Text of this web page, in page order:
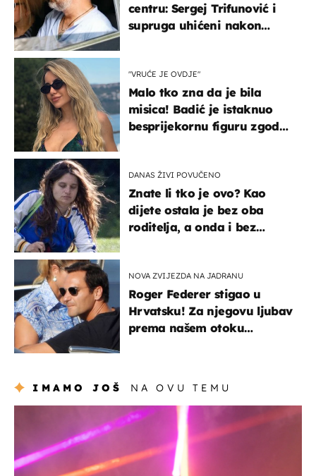
centru: Sergej Trifunović i
supruga uhićeni nakon
"VRUĆE JE OVDJE"
Malo tko zna da je bila
misica! Badić je istaknuo
besprijekornu figuru zgodne
DANAS ŽIVI POVUČENO
Znate li tko je ovo? Kao
dijete ostala je bez oba
roditelja, a onda i bez
NOVA ZVIJEZDA NA JADRANU
Roger Federer stigao u
Hrvatsku! Za njegovu ljubav
prema našem otoku
IMAMO JOŠ NA OVU TEMU